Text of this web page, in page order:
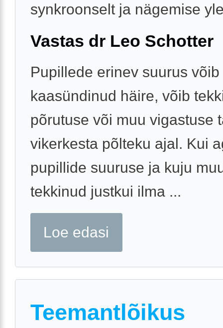
synkroonselt ja nägemise
Vastas dr Leo Schotter
Pupillede erinev suurus
kaasündinud häire, võib
põrutuse või muu vigastuse
vikerkesta põlteku ajal. Kui
pupillide suuruse ja kuju
tekkinud justkui ilma ...
Loe edasi
Teemantlõikus